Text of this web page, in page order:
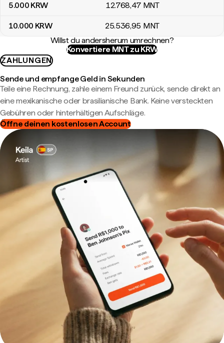
5.000 KRW 12.768,47 MNT
10.000 KRW 25.536,95 MNT
Willst du andersherum umrechnen?
Konvertiere MNT zu KRW
ZAHLUNGEN
Sende und empfange Geld in Sekunden
Teile eine Rechnung, zahle einem Freund zurück, sende direkt an
eine mexikanische oder brasilianische Bank. Keine versteckten
Gebühren oder hinterhältigen Aufschläge.
Öffne deinen kostenlosen Account